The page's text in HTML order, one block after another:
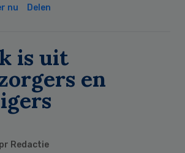
nu Delen
is uit
en
Redactie